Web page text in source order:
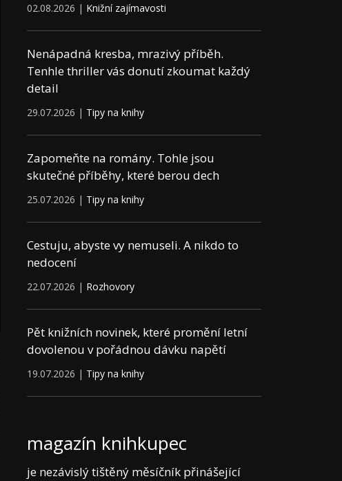
02.08.2026 | Knižní zajímavosti
Nenápadná kresba, mrazivý příběh.
Tenhle thriller vás donutí zkoumat každý
detail
29.07.2026 | Tipy na knihy
Zapomeňte na romány. Tohle jsou
skutečné příběhy, které berou dech
25.07.2026 | Tipy na knihy
Cestuju, abyste vy nemuseli. A nikdo to
nedocení
22.07.2026 | Rozhovory
Pět knižních novinek, které promění letní
dovolenou v pořádnou dávku napětí
19.07.2026 | Tipy na knihy
magazín knihkupec
je nezávislý tištěný měsíčník přinášející